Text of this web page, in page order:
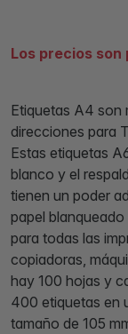
Los precios son
Etiquetas A4 son
direcciones para
Estas etiquetas
blanco y el
tienen un poder
papel
para todas las
copiadoras,
hay 100 hojas y
400 etiquetas en
tamaño de 105